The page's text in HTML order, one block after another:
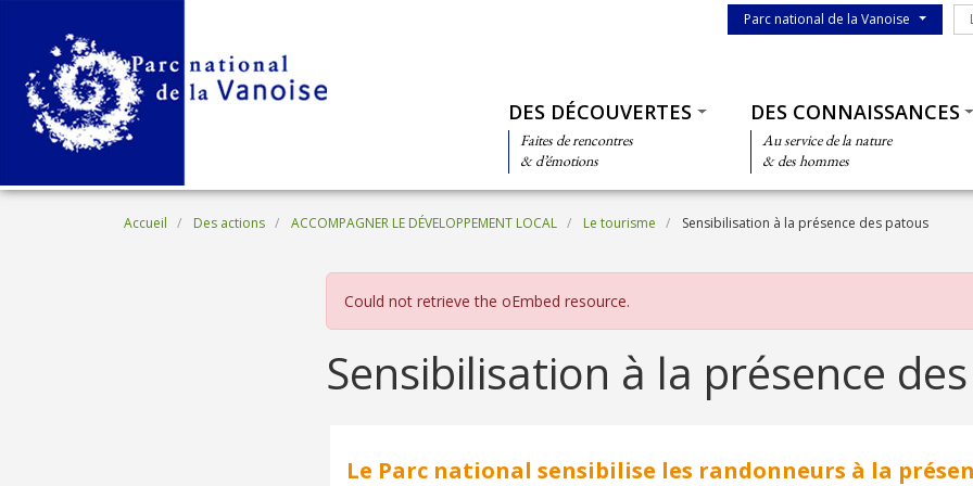
Menu du parc
Parc national de la Vanoise
DES DÉCOUVERTES
Faites de rencontres
& d’émotions
DES CONNAISSANCES
Au service de la nature
& des hommes
Fil d'Ariane
Accueil Des actions ACCOMPAGNER LE DÉVELOPPEMENT LOCAL Le tourisme Sensibilisation à la présence des patous
Message d'erreur
Could not retrieve the oEmbed resource.
Sensibilisation à la présence
Le Parc national sensibilise les randonneurs à la